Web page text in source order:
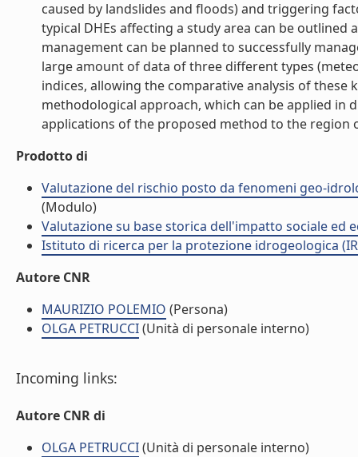
caused by landslides and floods) and triggering
typical DHEs affecting a study area can be
management can be planned to successfully
large amount of data of three different types
indices, allowing the comparative analysis of
methodological approach, which can be applied in
applications of the proposed method to the region
Prodotto di
Valutazione del rischio posto da fenomeni geo-
(Modulo)
Valutazione su base storica dell'impatto sociale ed
Istituto di ricerca per la protezione idrogeologica
Autore CNR
MAURIZIO POLEMIO (Persona)
OLGA PETRUCCI(Unità di personale interno)
Incoming links:
Autore CNR di
OLGA PETRUCCI(Unità di personale interno)